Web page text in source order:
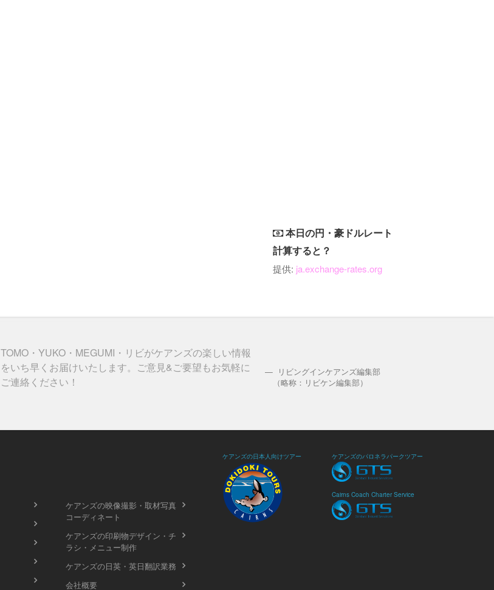
本日の円・豪ドルレート
計算すると？
提供: ja.exchange-rates.org
TOMO・YUKO・MEGUMI・リビがケアンズの楽しい情報
をいち早くお届けいたします。ご意見&ご要望もお気軽に
ご連絡ください！
リビングインケアンズ編集部
（略称：リビケン編集部）
ケアンズの映像撮影・取材写真
コーディネート
ケアンズの印刷物デザイン・チ
ラシ・メニュー制作
ケアンズの日英・英日翻訳業務
会社概要
ケアンズの日本人向けツアー ケアンズのパロネラパークツアー
Cairns Coach Charter Service